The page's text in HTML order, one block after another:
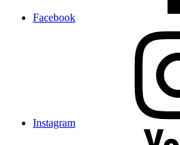
Facebook
Instagram